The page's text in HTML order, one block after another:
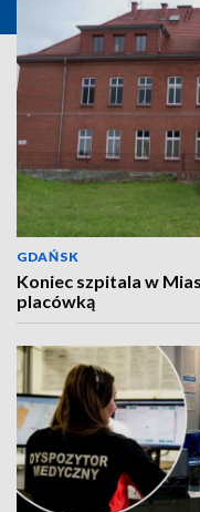
GDAŃSK
Koniec szpitala w
placówką